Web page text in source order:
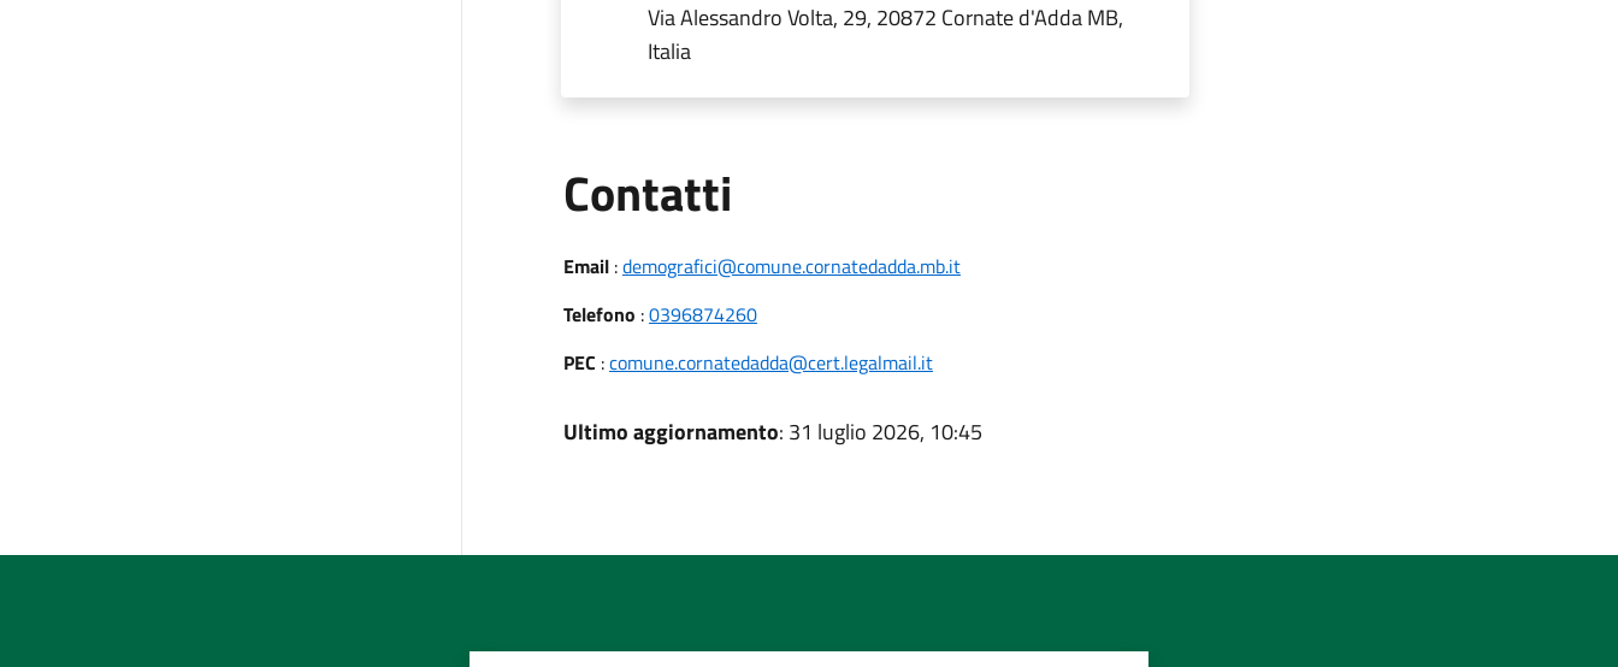
Via Alessandro Volta, 29, 20872 Cornate d'Adda MB,
Italia
Contatti
Email:demografici@comune.cornatedadda.mb.it
Telefono :0396874260
PEC :comune.cornatedadda@cert.legalmail.it
Ultimo aggiornamento: 31 luglio 2026, 10:45